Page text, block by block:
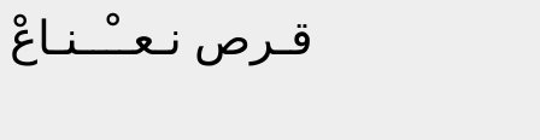
قـرص نـعــْــنـاعْ